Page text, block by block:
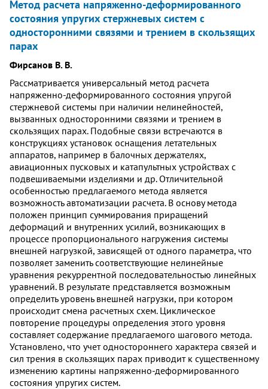
Метод расчета напряженно-деформированного
состояния упругих стержневых систем с
односторонними связями и трением в скользящих
парах
Фирсанов В. В.
Рассматривается универсальный метод расчета
напряженно-деформированного состояния упругой
стержневой системы при наличии нелинейностей,
вызванных односторонними связями и трением в
скользящих парах. Подобные связи встречаются в
конструкциях установок оснащения летательных
аппаратов, например в балочных держателях,
авиационных пусковых и катапультных устройствах с
подвешиваемыми изделиями и др. Отличительной
особенностью предлагаемого метода является
возможность автоматизации расчета. В основу метода
положен принцип суммирования приращений
деформаций и внутренних усилий, возникающих в
процессе пропорционального нагружения системы
внешней нагрузкой, зависящей от одного параметра, что
позволяет заменить соответствующие нелинейные
уравнения рекуррентной последовательностью линейных
уравнений. В результате представляется возможным
определить уровень внешней нагрузки, при котором
происходит смена расчетных схем. Циклическое
повторение процедуры определения этого уровня
составляет содержание предлагаемого шагового метода.
Установлено, что учет одностороннего характера связей и
сил трения в скользящих парах приводит к существенному
изменению картины напряженно-деформированного
состояния упругих систем.